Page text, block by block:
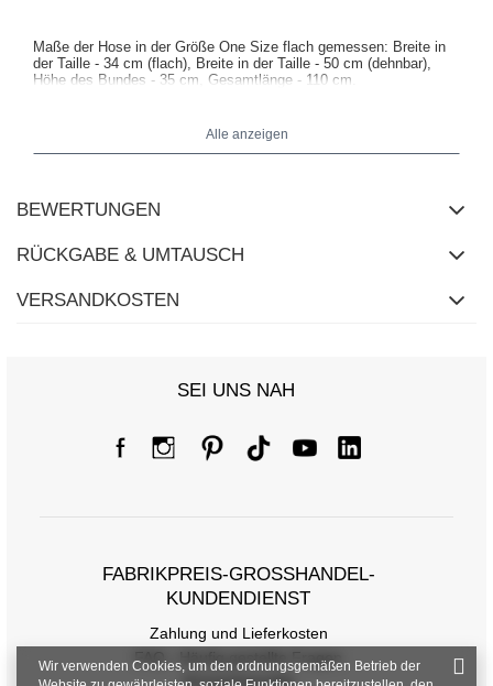
Maße der Hose in der Größe One Size flach gemessen: Breite in
der Taille - 34 cm (flach), Breite in der Taille - 50 cm (dehnbar),
Höhe des Bundes - 35 cm, Gesamtlänge - 110 cm.
Alle anzeigen
BEWERTUNGEN
RÜCKGABE & UMTAUSCH
VERSANDKOSTEN
SEI UNS NAH
FABRIKPREIS-GROSSHANDEL-K
UNDENDIENST
Zahlung und Lieferkosten
FAQ - Häufig gestellte Fragen
Rückgabepolitik
Wir verwenden Cookies, um den ordnungsgemäßen Betrieb der